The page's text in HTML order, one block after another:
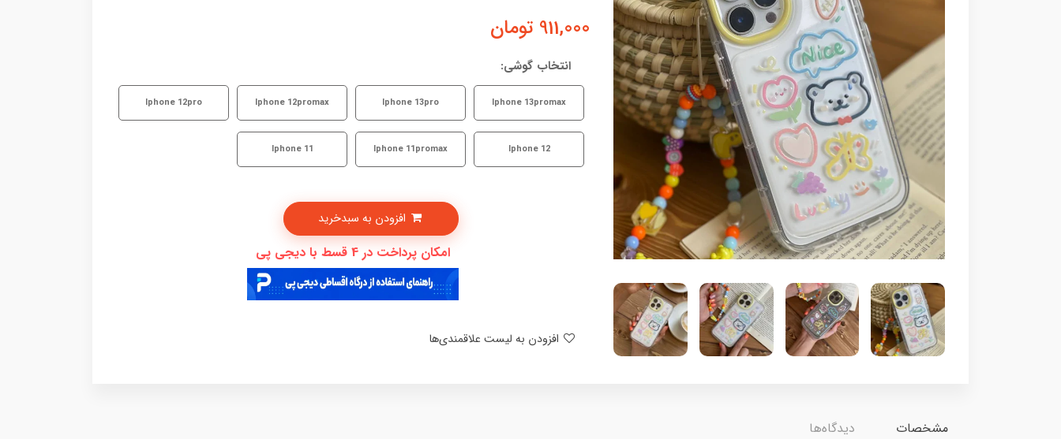
911,000 تومان
انتخاب گوشی:
Iphone 13promax
Iphone 13pro
Iphone 12promax
Iphone 12pro
Iphone 12
Iphone 11promax
Iphone 11
امکان پرداخت در 4 قسط با دیجی پی
مشخصات دیدگاه‌ها